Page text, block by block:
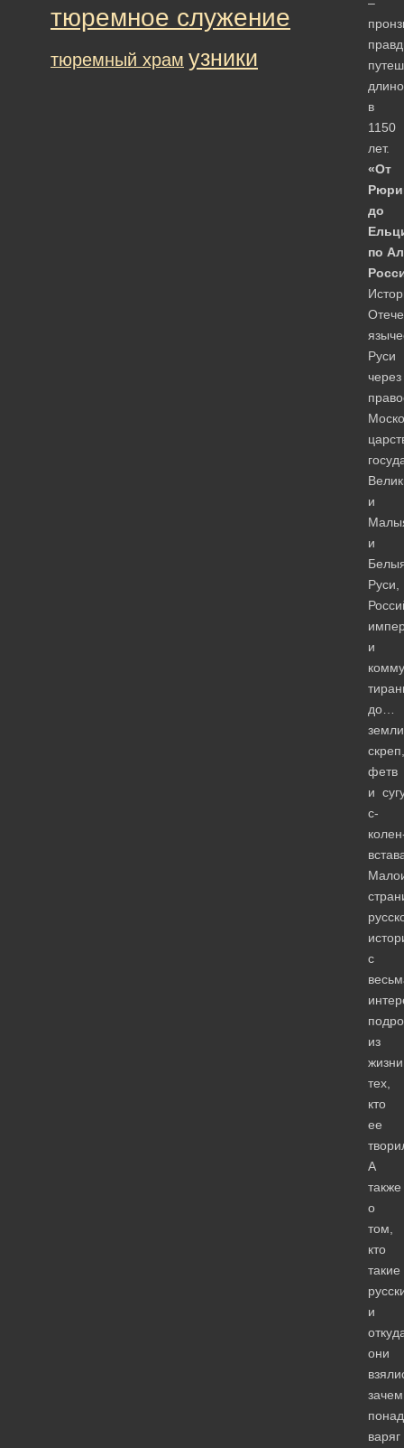
в
1150
лет.
«От
до
по
Руси
через
и
и
Руси,
и
до…
земли
скреп,
фетв
и
с-
с
из
жизни
тех,
кто
ее
А
также
о
том,
кто
такие
и
они
зачем
варяг
тюремное служение
тюремный храм узники